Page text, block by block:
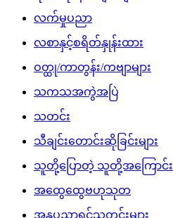
လက်မှုပညာ
လစာနှင့်စရိတ်နှုန်းထား
ဝတ္ထု/ကာတွန်း/ကဗျာများ
သကသအကွဲအပြဲ
သတင်း
သီချင်းတောင်းဆိုခြင်းများ
သူတို့ပြောတဲ့ သူတို့အကြောင်း
အထွေထွေဗဟုသုတ
အနုပညာရှင်သတင်းများ